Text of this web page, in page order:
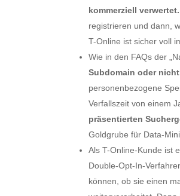
kommerziell verwertet.
registrieren und dann,
T-Online ist sicher voll
Wie in den FAQs der
Subdomain oder
personenbezogene
Verfallszeit von einem
präsentierten
Goldgrube für Data-
Als T-Online-Kunde ist
Double-Opt-In-
können, ob sie einen